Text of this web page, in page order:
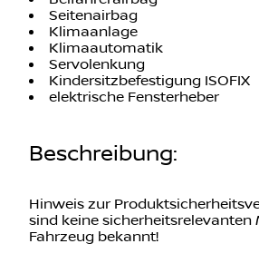
Seitenairbag
Klimaanlage
Klimaautomatik
Servolenkung
Kindersitzbefestigung ISOFIX
elektrische Fensterheber
Beschreibung:
Hinweis zur
sind keine sicherheitsrelevanten
Fahrzeug bekannt!